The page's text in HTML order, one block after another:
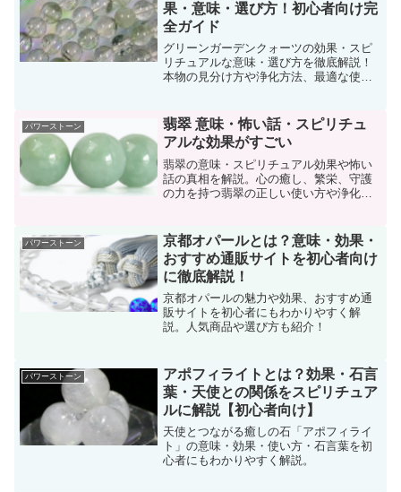
果・意味・選び方！初心者向け完
全ガイド
グリーンガーデンクォーツの効果・スピ
リチュアルな意味・選び方を徹底解説！
本物の見分け方や浄化方法、最適な使い
パワーストーン
翡翠 意味・怖い話・スピリチュ
アルな効果がすごい
翡翠の意味・スピリチュアル効果や怖い
話の真相を解説。心の癒し、繁栄、守護
の力を持つ翡翠の正しい使い方や浄化方
パワーストーン
京都オパールとは？意味・効果・
おすすめ通販サイトを初心者向け
に徹底解説！
京都オパールの魅力や効果、おすすめ通
販サイトを初心者にもわかりやすく解
説。人気商品や選び方も紹介！
パワーストーン
アポフィライトとは？効果・石言
葉・天使との関係をスピリチュア
ルに解説【初心者向け】
天使とつながる癒しの石「アポフィライ
ト」の意味・効果・使い方・石言葉を初
心者にもわかりやすく解説。